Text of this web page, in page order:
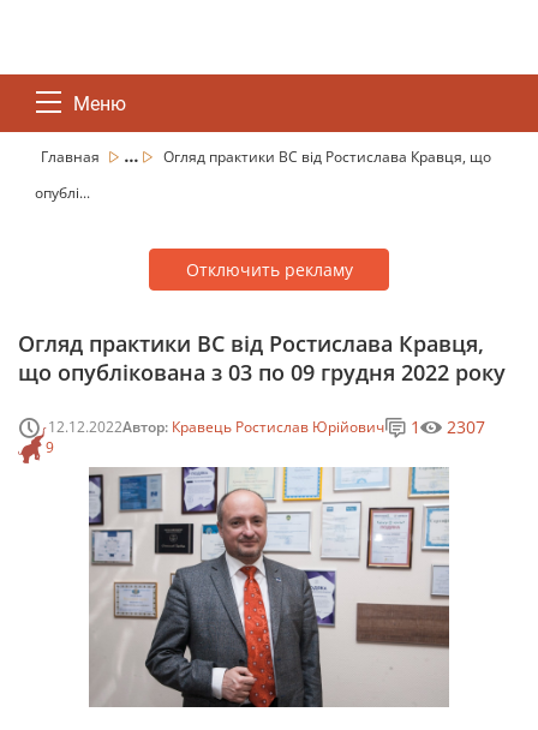
Меню
Главная ...
Огляд практики ВС від Ростислава Кравця, що
опублі...
Отключить рекламу
Огляд практики ВС від Ростислава Кравця,
що опублікована з 03 по 09 грудня 2022 року
12.12.2022Автор: Кравець Ростислав Юрійович
9
1 2307